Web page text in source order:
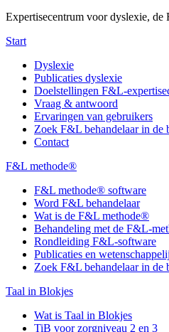
Expertisecentrum voor dyslexie,
Start
Dyslexie
Publicaties dyslexie
Doelstellingen F&L-
Vraag & antwoord
Ervaringen van gebruikers
Zoek F&L behandelaar in de
Contact
F&L methode®
F&L methode® software
Word F&L behandelaar
Wat is de F&L methode®
Behandeling met de F&L-
Rondleiding F&L-software
Publicaties en
Zoek F&L behandelaar in de
Taal in Blokjes
Wat is Taal in Blokjes
TiB voor zorgniveau 2 en 3